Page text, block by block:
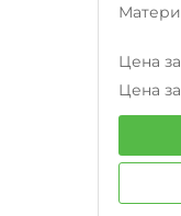
Цена
Цена